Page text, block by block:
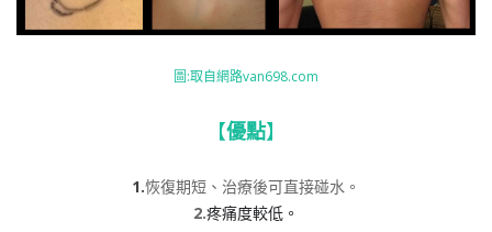
圖:取自網路van698.com
【優點】
1.恢復期短、治療後可直接碰水。
2.疼痛度較低。